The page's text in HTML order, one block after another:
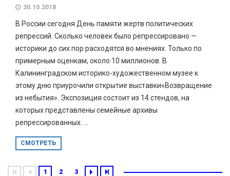
30.10.2018
В России сегодня День памяти жертв политических
репрессий. Сколько человек было репрессировано —
историки до сих пор расходятся во мнениях. Только по
примерным оценкам, около 10 миллионов. В
Калининградском историко-художественном музее к
этому дню приурочили открытие выставки«Возвращение
из небытия». Экспозиция состоит из 14 стендов, на
которых представлены семейные архивы
репрессированных. ...
СМОТРЕТЬ
1 2 3